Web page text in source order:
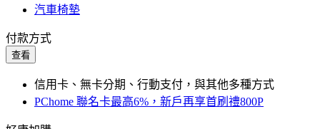
汽車椅墊
付款方式
查看
信用卡、無卡分期、行動支付，與其他多種方式
PChome 聯名卡最高6%，新戶再享首刷禮800P